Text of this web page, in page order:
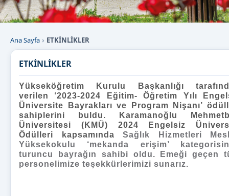
Ana Sayfa ETKİNLİKLER
ETKİNLİKLER
Yükseköğretim Kurulu Başkanlığı
verilen ‘2023-2024 Eğitim- Öğretim Yılı
Üniversite Bayrakları ve Program Nişanı’
sahiplerini buldu. Karamanoğlu
Üniversitesi (KMÜ) 2024 Engelsiz
Ödülleri kapsamında Sağlık Hizmetleri
Yüksekokulu ‘mekanda erişim’
turuncu bayrağın sahibi oldu. Emeği geçen
personelimize teşekkürlerimizi sunarız.